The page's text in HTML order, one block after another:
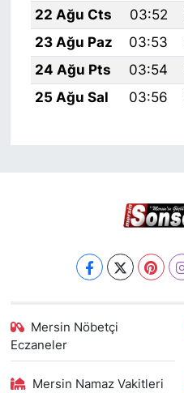
22 Ağu Cts
03:52
23 Ağu Paz
03:53
24 Ağu Pts
03:54
25 Ağu Sal
03:56
Mersin Nöbetçi
Eczaneler
Mersin Namaz Vakitleri